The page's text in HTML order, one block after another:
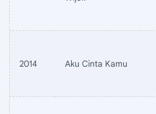
2014 Aku Cinta Kamu